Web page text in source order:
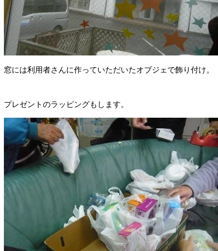
窓には利用者さんに作っていただいたオブジェで飾り付け。
プレゼントのラッピングもします。